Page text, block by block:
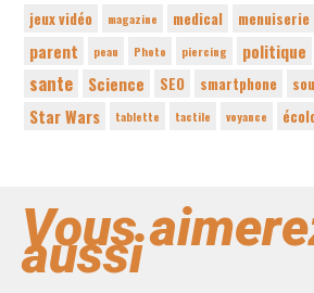
jeux vidéo magazine medical menuiserie
parent
peau Photo piercing politique
sante Science SEO smartphone
Star Wars tablette tactile voyance
Vous
aussi